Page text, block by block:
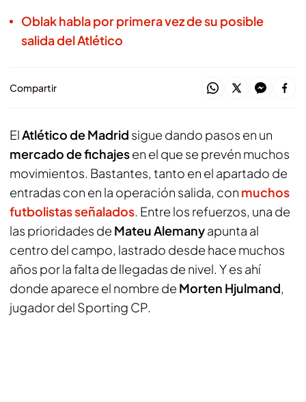
Oblak habla por primera vez de su posible
salida del Atlético
Compartir
ElAtlético de Madrid sigue dando pasos en un
mercado de fichajesen el que se prevén muchos
movimientos. Bastantes, tanto en el apartado de
entradas con en la operación salida, con muchos
futbolistas señalados. Entre los refuerzos, una de
las prioridades de Mateu Alemanyapunta al
centro del campo, lastrado desde hace muchos
años por la falta de llegadas de nivel. Y es ahí
donde aparece el nombre de Morten Hjulmand,
jugador del Sporting CP.